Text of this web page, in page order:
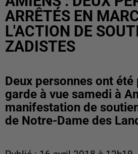
ARRÊTÉS EN
L'ACTION DE
ZADISTES
Deux personnes ont été
garde à vue samedi à
manifestation de
de Notre-Dame des